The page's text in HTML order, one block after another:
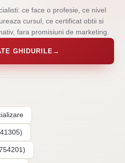
ce face o profesie, ce nivel
cursul, ce certificat obtii si
fara promisiuni de marketing.
GHIDURILE →